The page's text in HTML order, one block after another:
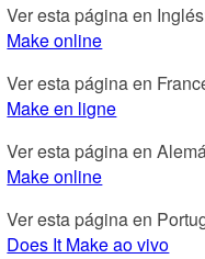
Ver esta página en
Make online
Ver esta página en
Make en ligne
Ver esta página en
Make online
Ver esta página en
Does It Make ao vivo